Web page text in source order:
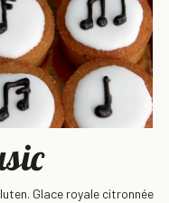
Glace royale citronnée